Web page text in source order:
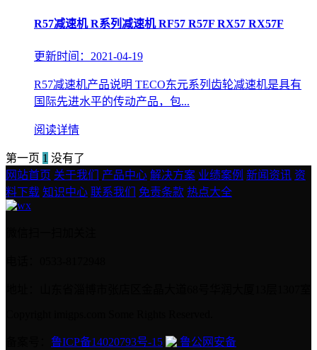
R57减速机 R系列减速机 RF57 R57F RX57 RX57F
更新时间：2021-04-19
R57减速机产品说明 TECO东元系列齿轮减速机是具有
国际先进水平的传动产品，包...
阅读详情
第一页 1 没有了
网站首页 关于我们 产品中心 解决方案 业绩案例 新闻资讯 资
料下载 知识中心 联系我们 免责条款 热点大全
鲁ICP备14020793号-15 鲁公网安备